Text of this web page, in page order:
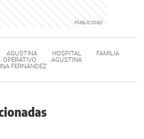
AGUSTINA HOSPITAL
FAMILIA
OPERATIVO
AGUSTINA
FERNÁNDEZ